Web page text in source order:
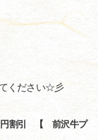
ください☆彡
円割引 【 前沢牛プ